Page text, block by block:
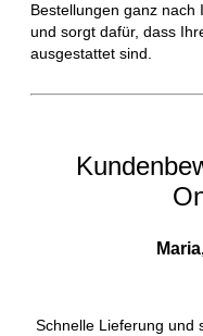
Bestellungen ganz nach
und sorgt dafür, dass
ausgestattet sind.
Schnelle Lieferung und